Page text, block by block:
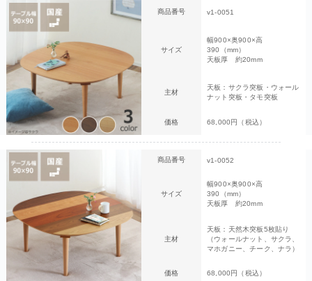
商品番号 v1-0051
サイズ
幅900×奥900×高
390（mm）
天板厚 約20mm
主材
天板：サクラ突板・ウォール
ナット突板・タモ突板
価格 68,000円（税込）
商品番号 v1-0052
サイズ
幅900×奥900×高
390（mm）
天板厚 約20mm
主材
天板：天然木突板5枚貼り
（ウォールナット、サクラ、
マホガニー、チーク、ナラ）
価格 68,000円（税込）